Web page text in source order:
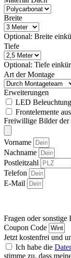
Breite
Optional: Breite
Tiefe
Optional: Tiefe
Art der Montage
Erweiterungen
LED Beleuchtung
Frontelemente
Freiwillige Bilder der
Vorname
Nachname
Postleitzahl
Telefon
E-Mail
Fragen oder sonstige
Coupon Code
Jetzt kostenfrei und
Ich habe die
stimme zu, dass